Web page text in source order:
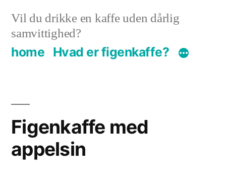
content
Vil du drikke en kaffe uden dårlig
samvittighed?
home Hvad er figenkaffe?
Figenkaffe med
appelsin